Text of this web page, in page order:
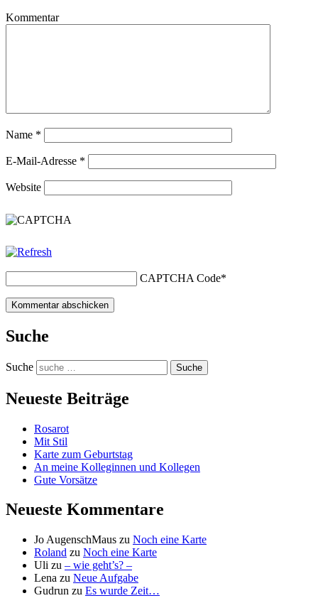
Kommentar
Name *
E-Mail-Adresse *
Website
CAPTCHA Code*
Suche
Suche
Neueste Beiträge
Rosarot
Mit Stil
Karte zum Geburtstag
An meine Kolleginnen und Kollegen
Gute Vorsätze
Neueste Kommentare
Jo AugenschMaus zu Noch eine Karte
Roland zu Noch eine Karte
Uli zu – wie geht’s? –
Lena zu Neue Aufgabe
Gudrun zu Es wurde Zeit…